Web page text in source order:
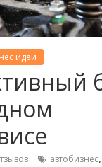
идеи
автобизнес,